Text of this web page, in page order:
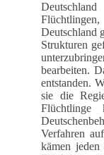
Deutschland
Strukturen
bearbeiten.
entstanden.
sie die
Flüchtlinge
Verfahren
kämen